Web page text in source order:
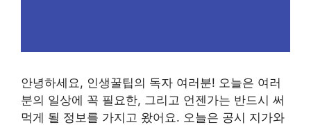
안녕하세요, 인생꿀팁의 독자 여러분! 오늘은 여러
분의 일상에 꼭 필요한, 그리고 언젠가는 반드시 써
먹게 될 정보를 가지고 왔어요. 오늘은 공시 지가와